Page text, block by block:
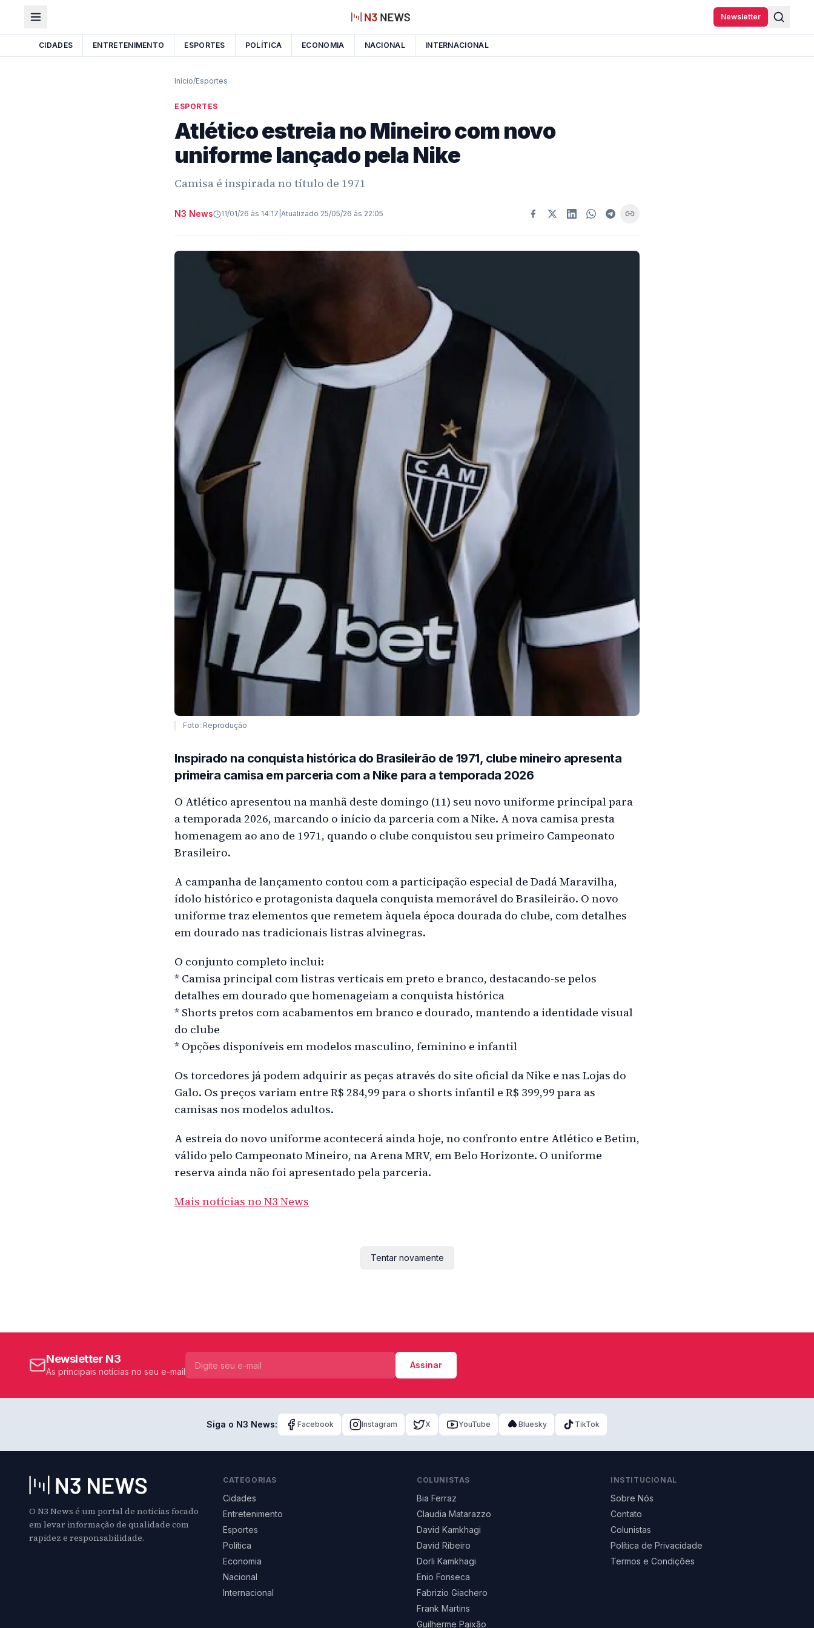
Newsletter
CIDADES ENTRETENIMENTO ESPORTES POLÍTICA ECONOMIA NACIONAL INTERNACIONAL
Início/Esportes
ESPORTES
Atlético estreia no Mineiro com novo
uniforme lançado pela Nike
Camisa é inspirada no título de 1971
N3 News 11/01/26 às 14:17 Atualizado 25/05/26 às 22:05
Foto: Reprodução
Inspirado na conquista histórica do Brasileirão de 1971, clube mineiro apresenta
primeira camisa em parceria com a Nike para a temporada 2026
O Atlético apresentou na manhã deste domingo (11) seu novo uniforme principal para
a temporada 2026, marcando o início da parceria com a Nike. A nova camisa presta
homenagem ao ano de 1971, quando o clube conquistou seu primeiro Campeonato
Brasileiro.
A campanha de lançamento contou com a participação especial de Dadá Maravilha,
ídolo histórico e protagonista daquela conquista memorável do Brasileirão. O novo
uniforme traz elementos que remetem àquela época dourada do clube, com detalhes
em dourado nas tradicionais listras alvinegras.
O conjunto completo inclui:
* Camisa principal com listras verticais em preto e branco, destacando-se pelos
detalhes em dourado que homenageiam a conquista histórica
* Shorts pretos com acabamentos em branco e dourado, mantendo a identidade visual
do clube
* Opções disponíveis em modelos masculino, feminino e infantil
Os torcedores já podem adquirir as peças através do site oficial da Nike e nas Lojas do
Galo. Os preços variam entre R$ 284,99 para o shorts infantil e R$ 399,99 para as
camisas nos modelos adultos.
A estreia do novo uniforme acontecerá ainda hoje, no confronto entre Atlético e Betim,
válido pelo Campeonato Mineiro, na Arena MRV, em Belo Horizonte. O uniforme
reserva ainda não foi apresentado pela parceria.
Mais notícias no N3 News
Tentar novamente
Newsletter N3
As principais notícias no seu e-mail
Assinar
Siga o N3 News: Facebook Instagram X YouTube Bluesky TikTok
O N3 News é um portal de notícias focado
em levar informação de qualidade com
rapidez e responsabilidade.
CATEGORIAS
Cidades
Entretenimento
Esportes
Política
Economia
Nacional
Internacional
COLUNISTAS
Bia Ferraz
Claudia Matarazzo
David Kamkhagi
David Ribeiro
Dorli Kamkhagi
Enio Fonseca
Fabrizio Giachero
Frank Martins
Guilherme Paixão
INSTITUCIONAL
Sobre Nós
Contato
Colunistas
Política de Privacidade
Termos e Condições